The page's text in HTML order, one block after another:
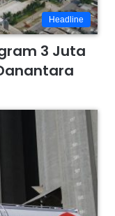
Headline
3 Juta